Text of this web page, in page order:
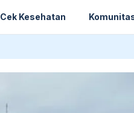
Cek Kesehatan